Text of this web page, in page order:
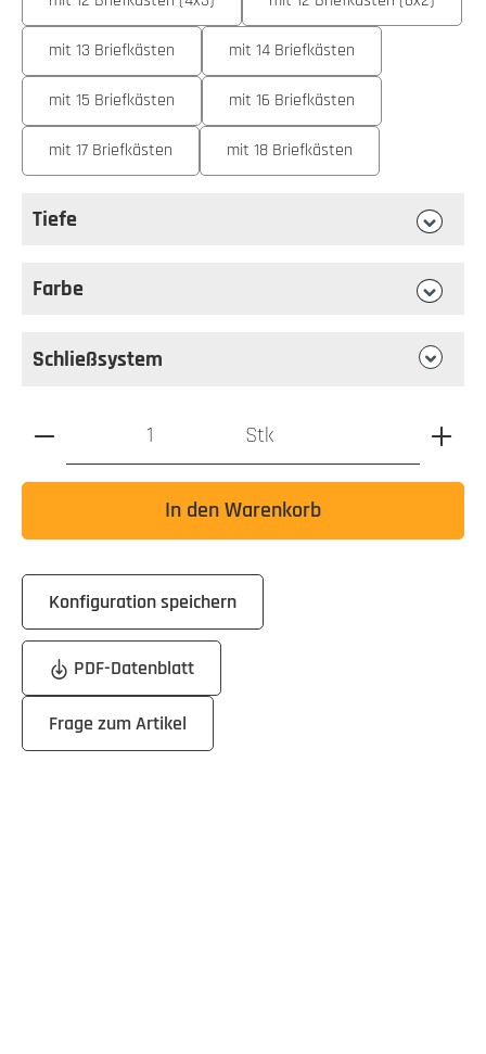
mit 13 Briefkästen mit 14 Briefkästen
mit 15 Briefkästen mit 16 Briefkästen
mit 17 Briefkästen mit 18 Briefkästen
Tiefe
Farbe
Schließsystem
Produkt Anzahl: Gib den gewünschten Wert ein oder
Stk
In den Warenkorb
Konfiguration speichern
PDF-Datenblatt
Frage zum Artikel